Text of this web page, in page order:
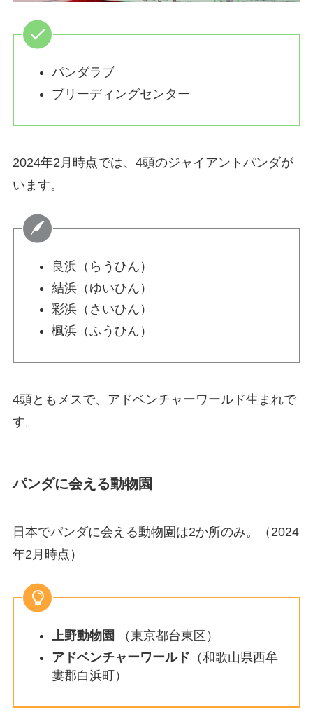
パンダラブ
ブリーディングセンター
2024年2月時点では、4頭のジャイアントパンダが
います。
良浜（らうひん）
結浜（ゆいひん）
彩浜（さいひん）
楓浜（ふうひん）
4頭ともメスで、アドベンチャーワールド生まれで
す。
パンダに会える動物園
日本でパンダに会える動物園は2か所のみ。（2024
年2月時点）
上野動物園 （東京都台東区）
アドベンチャーワールド （和歌山県西牟
婁郡白浜町）